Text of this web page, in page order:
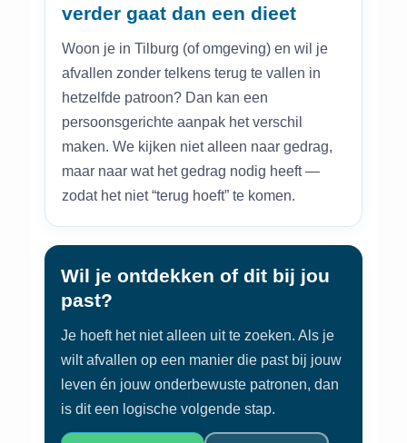
verder gaat dan een dieet
Woon je in Tilburg (of omgeving) en wil je
afvallen zonder telkens terug te vallen in
hetzelfde patroon? Dan kan een
persoonsgerichte aanpak het verschil
maken. We kijken niet alleen naar gedrag,
maar naar wat het gedrag nodig heeft —
zodat het niet “terug hoeft” te komen.
Wil je ontdekken of dit bij jou
past?
Je hoeft het niet alleen uit te zoeken. Als je
wilt afvallen op een manier die past bij jouw
leven én jouw onderbewuste patronen, dan
is dit een logische volgende stap.